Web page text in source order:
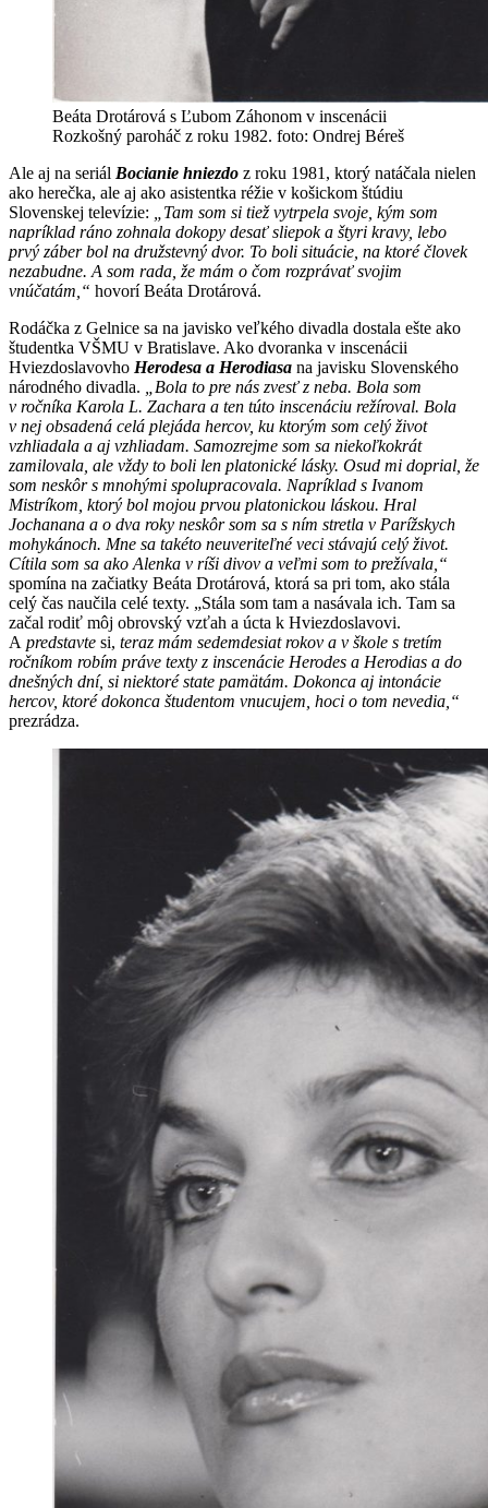
Beáta Drotárová s Ľubom Záhonom v inscenácii
Rozkošný paroháč z roku 1982. foto: Ondrej Béreš
Ale aj na seriál Bocianie hniezdo z roku 1981, ktorý natáčala nielen
ako herečka, ale aj ako asistentka réžie v košickom štúdiu
Slovenskej televízie:
„Tam som si tiež vytrpela svoje, kým som
napríklad ráno zohnala dokopy desať sliepok a štyri kravy, lebo
prvý záber bol na družstevný dvor. To boli situácie, na ktoré človek
nezabudne. A som rada, že mám o čom rozprávať svojim
vnúčatám,“ hovorí Beáta Drotárová.
Rodáčka z Gelnice sa na javisko veľkého divadla dostala ešte ako
študentka VŠMU v Bratislave. Ako dvoranka v inscenácii
Hviezdoslavovho Herodesa a Herodiasa na javisku Slovenského
národného divadla.
„Bola to pre nás zvesť z neba. Bola som
v ročníka Karola L. Zachara a ten túto inscenáciu režíroval. Bola
v nej obsadená celá plejáda hercov, ku ktorým som celý život
vzhliadala a aj vzhliadam. Samozrejme som sa niekoľkokrát
zamilovala, ale vždy to boli len platonické lásky. Osud mi doprial, že
som neskôr s mnohými spolupracovala. Napríklad s Ivanom
Mistríkom, ktorý bol mojou prvou platonickou láskou. Hral
Jochanana a o dva roky neskôr som sa s ním stretla v Parížskych
mohykánoch. Mne sa takéto neuveriteľné veci stávajú celý život.
Cítila som sa ako Alenka v ríši divov a veľmi som to prežívala,“
spomína na začiatky Beáta Drotárová, ktorá sa pri tom, ako stála
celý čas naučila celé texty. „Stála som tam a nasávala ich. Tam sa
začal rodiť môj obrovský vzťah a úcta k Hviezdoslavovi.
A predstavte si, teraz mám sedemdesiat rokov a v škole s tretím
ročníkom robím práve texty z inscenácie Herodes a Herodias a do
dnešných dní, si niektoré state pamätám. Dokonca aj intonácie
hercov, ktoré dokonca študentom vnucujem, hoci o tom nevedia,“
prezrádza.